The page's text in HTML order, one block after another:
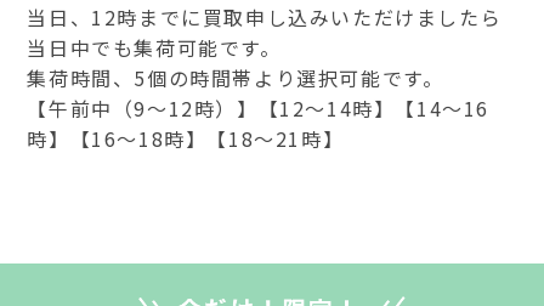
当日、12時までに買取申し込みいただけましたら
当日中でも集荷可能です。
集荷時間、5個の時間帯より選択可能です。
【午前中（9～12時）】【12～14時】【14～16
時】【16～18時】【18～21時】